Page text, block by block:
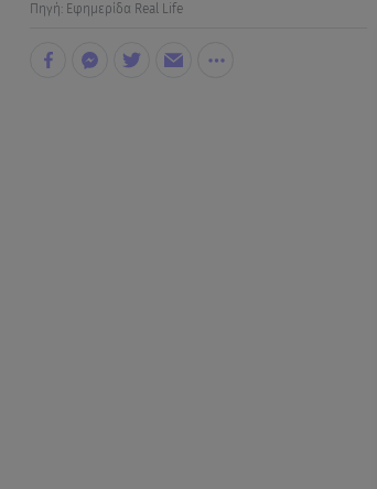
Πηγή: Εφημερίδα Real Life